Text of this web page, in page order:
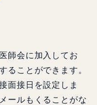
師会に加入してお
ることができます。
面接日を設定しま
ールもくることがな